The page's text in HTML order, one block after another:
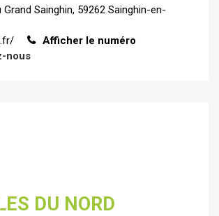
Grand Sainghin, 59262 Sainghin-en-
Afficher le numéro
nous
DU NORD